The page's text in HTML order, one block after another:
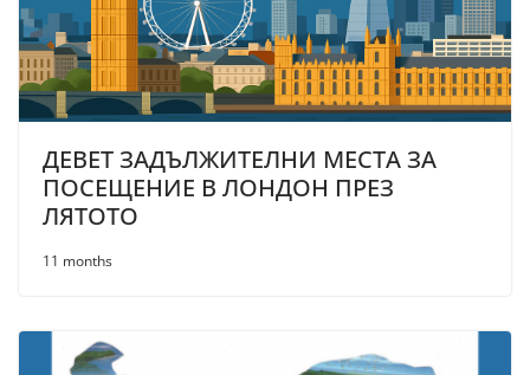
ДЕВЕТ ЗАДЪЛЖИТЕЛНИ МЕСТА ЗА
ПОСЕЩЕНИЕ В ЛОНДОН ПРЕЗ
ЛЯТОТО
11 months